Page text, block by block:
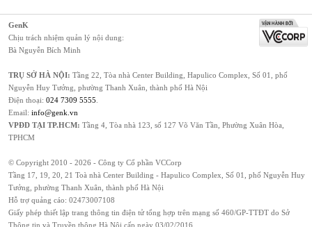
GenK
Chịu trách nhiệm quản lý nội dung:
Bà Nguyễn Bích Minh
TRỤ SỞ HÀ NỘI: Tầng 22, Tòa nhà Center Building, Hapulico Complex, Số 01, phố
Nguyễn Huy Tưởng, phường Thanh Xuân, thành phố Hà Nội
Điện thoại: 024 7309 5555
Email: info@genk.vn
VPĐD TẠI TP.HCM: Tầng 4, Tòa nhà 123, số 127 Võ Văn Tần, Phường Xuân Hòa,
TPHCM
© Copyright 2010 - 2026 - Công ty Cổ phần VCCorp
Tầng 17, 19, 20, 21 Toà nhà Center Building - Hapulico Complex, Số 01, phố Nguyễn Huy
Tưởng, phường Thanh Xuân, thành phố Hà Nội
Hỗ trợ quảng cáo: 02473007108
Giấy phép thiết lập trang thông tin điện tử tổng hợp trên mạng số 460/GP-TTĐT do Sở
Thông tin và Truyền thông Hà Nội cấp ngày 03/02/2016